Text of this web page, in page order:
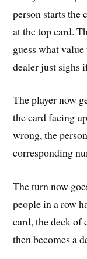
person starts the
at the top card.
guess what
dealer just sighs
The player now
the card facing
wrong, the
corresponding
The turn now
people in a row
card, the deck of
then becomes a